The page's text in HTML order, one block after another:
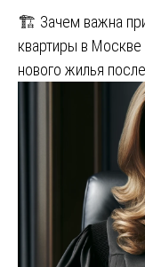
🏗️ Зачем важна
квартиры в
нового жилья